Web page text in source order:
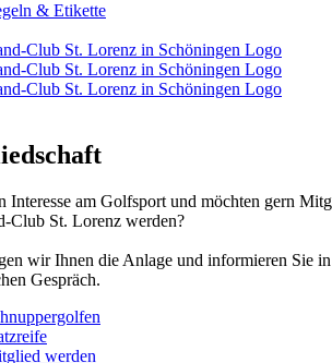
& Etikette
Interesse am Golfsport und möchten gern
Club St. Lorenz werden?
wir Ihnen die Anlage und informieren Sie
Gespräch.
werden